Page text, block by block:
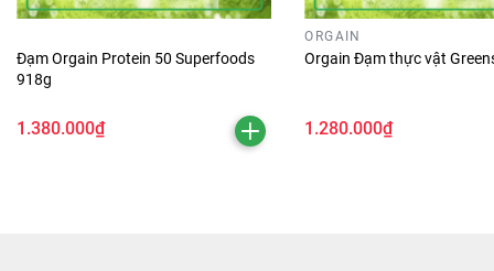
Đạm Orgain Protein 50 Superfoods
918g
1.380.000₫
ORGAIN
Orgain Đạm thực vật
1.280.000₫